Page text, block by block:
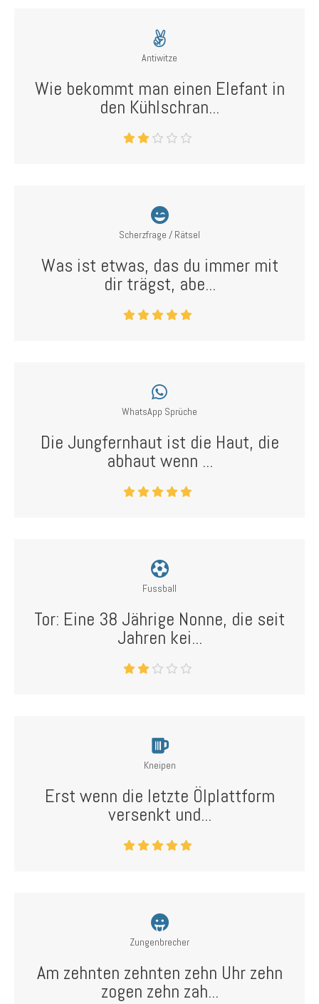
Antiwitze
Wie bekommt man einen Elefant in
den Kühlschran...
Scherzfrage / Rätsel
Was ist etwas, das du immer mit
dir trägst, abe...
WhatsApp Sprüche
Die Jungfernhaut ist die Haut, die
abhaut wenn ...
Fussball
Tor: Eine 38 Jährige Nonne, die seit
Jahren kei...
Kneipen
Erst wenn die letzte Ölplattform
versenkt und...
Zungenbrecher
Am zehnten zehnten zehn Uhr zehn
zogen zehn zah...